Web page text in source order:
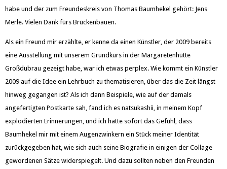
habe und der zum Freundeskreis von Thomas Baumhekel gehört: Jens
Merle. Vielen Dank fürs Brückenbauen.
Als ein Freund mir erzählte, er kenne da einen Künstler, der 2009 bereits
eine Ausstellung mit unserem Grundkurs in der Margaretenhütte
Großdubrau gezeigt habe, war ich etwas perplex. Wie kommt ein Künstler
2009 auf die Idee ein Lehrbuch zu thematisieren, über das die Zeit längst
hinweg gegangen ist? Als ich dann Beispiele, wie auf der damals
angefertigten Postkarte sah, fand ich es natsukashii, in meinem Kopf
explodierten Erinnerungen, und ich hatte sofort das Gefühl, dass
Baumhekel mir mit einem Augenzwinkern ein Stück meiner Identität
zurückgegeben hat, wie sich auch seine Biografie in einigen der Collage
gewordenen Sätze widerspiegelt. Und dazu sollten neben den Freunden